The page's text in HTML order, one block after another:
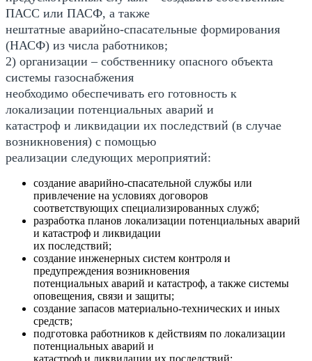
ПАСС или ПАСФ, а также
нештатные аварийно-спасательные формирования
(НАСФ) из числа работников;
2) организации – собственнику опасного объекта
системы газоснабжения
необходимо обеспечивать его готовность к
локализации потенциальных аварий и
катастроф и ликвидации их последствий (в случае
возникновения) с помощью
реализации следующих мероприятий:
создание аварийно-спасательной службы или
привлечение на условиях договоров
соответствующих специализированных служб;
разработка планов локализации потенциальных аварий
и катастроф и ликвидации
их последствий;
создание инженерных систем контроля и
предупреждения возникновения
потенциальных аварий и катастроф, а также системы
оповещения, связи и защиты;
создание запасов материально-технических и иных
средств;
подготовка работников к действиям по локализации
потенциальных аварий и